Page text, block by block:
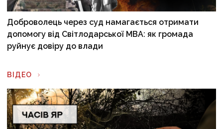
Доброволець через суд намагається отримати
допомогу від Світлодарської МВА: як громада
руйнує довіру до влади
ВІДЕО